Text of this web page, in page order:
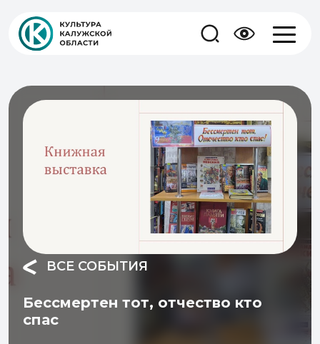
ВСЕ СОБЫТИЯ
Бессмертен тот, отчество кто
спас